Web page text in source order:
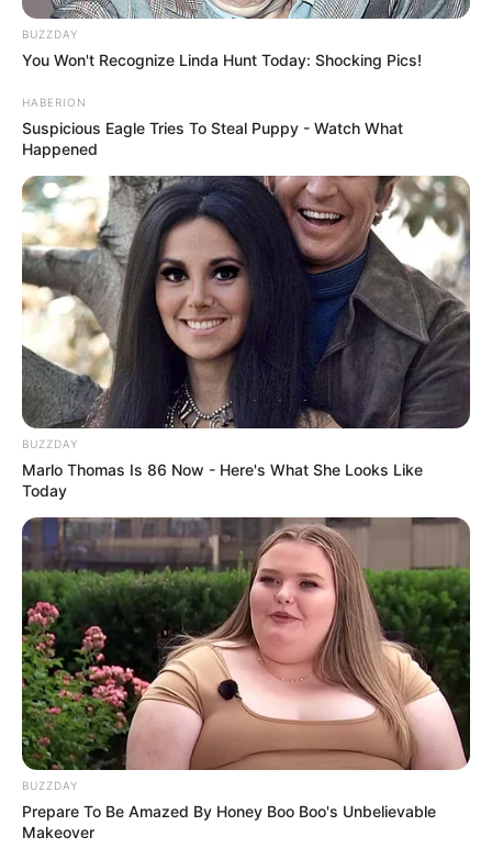
10 Desain Kanopi Tempat
Tidur, Serasa Beristirahat di
Kamar Raja
Tampil Lebih Modern, 7 Potret
Hasil Renovasi Rumah Berusia
90 Tahun
BUZZDAY
You Won't Recognize Linda Hunt Today: Shocking Pics!
HABERION
Suspicious Eagle Tries To Steal Puppy - Watch What
Happened
BUZZDAY
Marlo Thomas Is 86 Now - Here's What She Looks Like
Today
BUZZDAY
Prepare To Be Amazed By Honey Boo Boo's Unbelievable
Makeover